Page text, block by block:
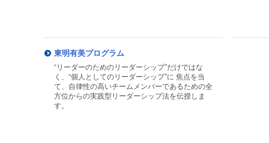
東明有美プログラム
“リーダーのためのリーダーシップ”だけではな
く、“個人としてのリーダーシップ”に 焦点を当
て、自律性の高いチームメンバーであるための全
方位からの実践型リーダーシップ法を伝授しま
す。